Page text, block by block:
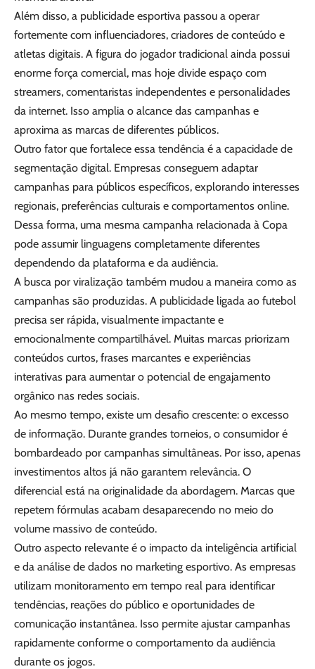
Além disso, a publicidade esportiva passou a operar
fortemente com influenciadores, criadores de conteúdo e
atletas digitais. A figura do jogador tradicional ainda possui
enorme força comercial, mas hoje divide espaço com
streamers, comentaristas independentes e personalidades
da internet. Isso amplia o alcance das campanhas e
aproxima as marcas de diferentes públicos.
Outro fator que fortalece essa tendência é a capacidade de
segmentação digital. Empresas conseguem adaptar
campanhas para públicos específicos, explorando interesses
regionais, preferências culturais e comportamentos online.
Dessa forma, uma mesma campanha relacionada à Copa
pode assumir linguagens completamente diferentes
dependendo da plataforma e da audiência.
A busca por viralização também mudou a maneira como as
campanhas são produzidas. A publicidade ligada ao futebol
precisa ser rápida, visualmente impactante e
emocionalmente compartilhável. Muitas marcas priorizam
conteúdos curtos, frases marcantes e experiências
interativas para aumentar o potencial de engajamento
orgânico nas redes sociais.
Ao mesmo tempo, existe um desafio crescente: o excesso
de informação. Durante grandes torneios, o consumidor é
bombardeado por campanhas simultâneas. Por isso, apenas
investimentos altos já não garantem relevância. O
diferencial está na originalidade da abordagem. Marcas que
repetem fórmulas acabam desaparecendo no meio do
volume massivo de conteúdo.
Outro aspecto relevante é o impacto da inteligência artificial
e da análise de dados no marketing esportivo. As empresas
utilizam monitoramento em tempo real para identificar
tendências, reações do público e oportunidades de
comunicação instantânea. Isso permite ajustar campanhas
rapidamente conforme o comportamento da audiência
durante os jogos.